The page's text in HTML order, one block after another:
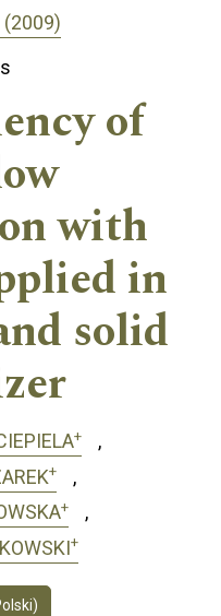
(2009)
of
with
in
solid
+
+
+
+